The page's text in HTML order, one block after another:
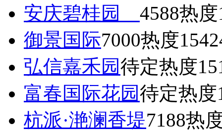
安庆碧桂园 4588热度
御景国际7000热度
弘信嘉禾园待定热度
富春国际花园待定热度
杭派·滟澜香堤7188热